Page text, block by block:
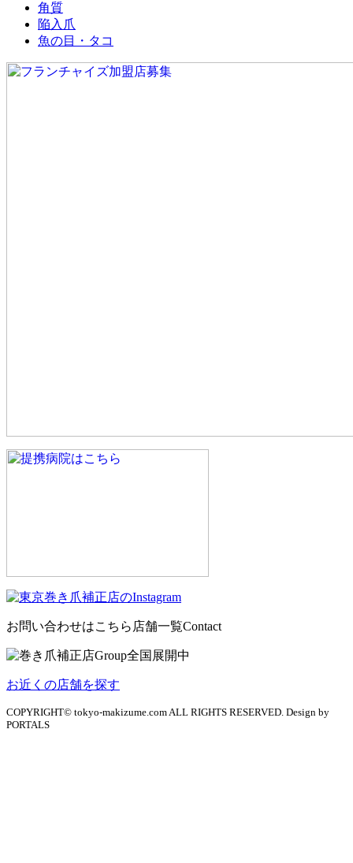
角質
陥入爪
魚の目・タコ
お問い合わせはこちら 店舗一覧Contact
お近くの店舗を探す
COPYRIGHT© tokyo-makizume.com ALL RIGHTS RESERVED. Design by
PORTALS